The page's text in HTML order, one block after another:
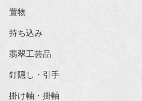
置物
持ち込み
翡翠工芸品
釘隠し・引手
掛け軸・掛軸